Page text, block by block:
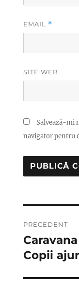
EMAIL *
SITE WEB
Salvează-mi
navigator pentru
în
articole
PRECEDENT
Articolul
anterior:
Copii